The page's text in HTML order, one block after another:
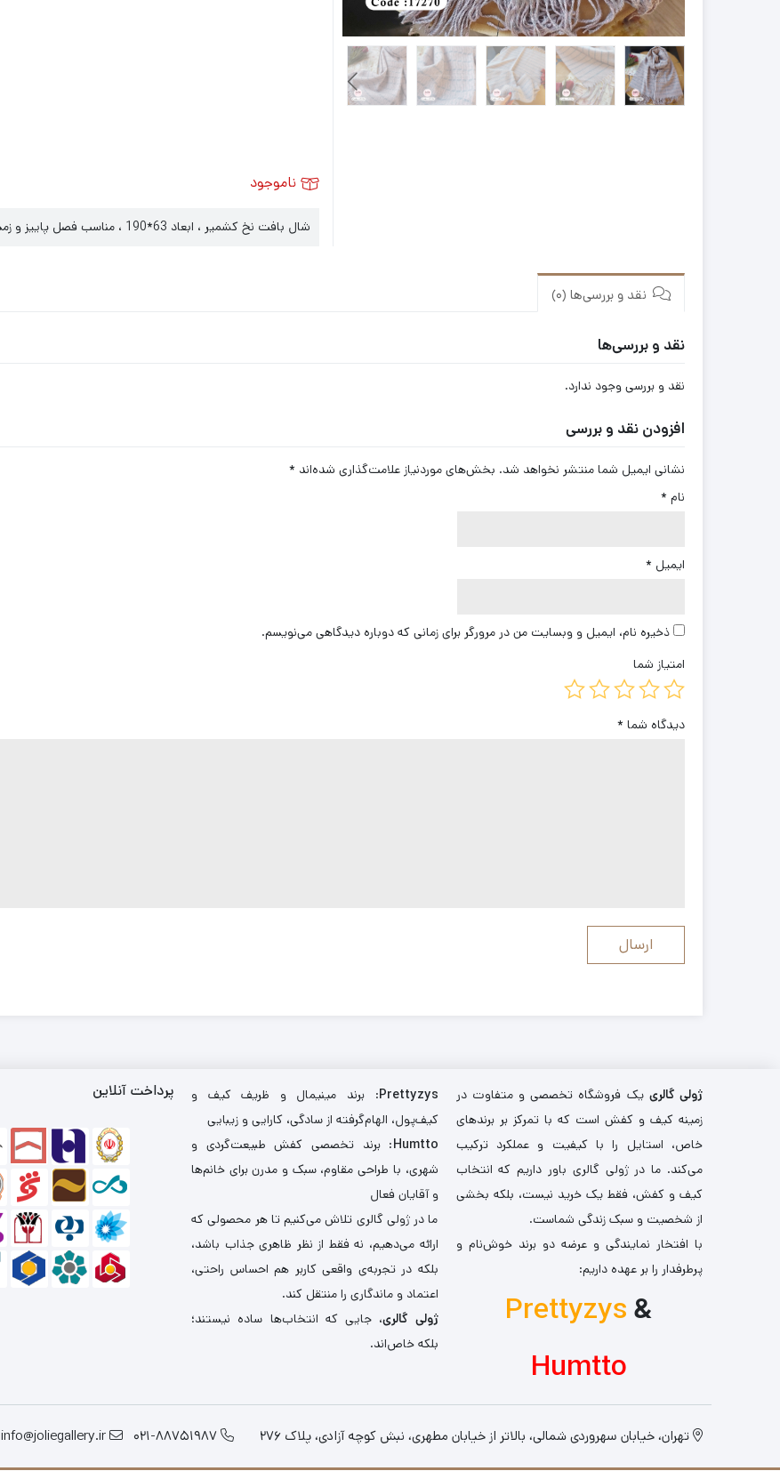
ناموجود
شال بافت نخ کشمیر ، ابعاد 63*190 ، مناسب فصل پاییز و زمستان
نقد و بررسی‌ها (0)
نقد و بررسی‌ها
نقد و بررسی وجود ندارد.
افزودن نقد و بررسی
نشانی ایمیل شما منتشر نخواهد شد. بخش‌های موردنیاز علامت‌گذاری شده‌اند *
نام *
ایمیل *
ذخیره نام، ایمیل و وبسایت من در مرورگر برای زمانی که دوباره دیدگاهی می‌نویسم.
امتیاز شما
دیدگاه شما *
ژولی گالری یک فروشگاه تخصصی و متفاوت در
زمینه کیف و کفش است که با تمرکز بر برندهای
خاص، استایل را با کیفیت و عملکرد ترکیب
می‌کند. ما در ژولی گالری باور داریم که انتخاب
کیف و کفش، فقط یک خرید نیست، بلکه بخشی
از شخصیت و سبک زندگی شماست.
با افتخار نمایندگی و عرضه دو برند خوش‌نام و
پرطرفدار را بر عهده داریم:
Prettyzys&
Humtto
Prettyzys: برند مینیمال و ظریف کیف و
کیف‌پول، الهام‌گرفته از سادگی، کارایی و زیبایی
Humtto: برند تخصصی کفش طبیعت‌گردی و
شهری، با طراحی مقاوم، سبک و مدرن برای خانم‌ها
و آقایان فعال
ما در ژولی گالری تلاش می‌کنیم تا هر محصولی که
ارائه می‌دهیم، نه فقط از نظر ظاهری جذاب باشد،
بلکه در تجربه‌ی واقعی کاربر هم احساس راحتی،
اعتماد و ماندگاری را منتقل کند.
ژولی گالری، جایی که انتخاب‌ها ساده نیستند؛
بلکه خاص‌اند.
پرداخت آنلاین
تهران، خیابان سهروردی شمالی، بالاتر از خیابان مطهری، نبش کوچه آزادی، پلاک 276 021-88751987
info@joliegallery.ir